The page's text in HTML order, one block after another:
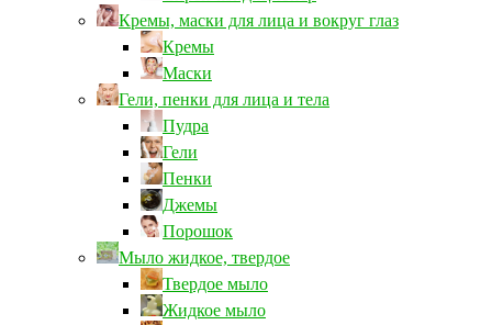
Кремы, маски для лица и вокруг глаз
Кремы
Маски
Гели, пенки для лица и тела
Пудра
Гели
Пенки
Джемы
Порошок
Мыло жидкое, твердое
Твердое мыло
Жидкое мыло